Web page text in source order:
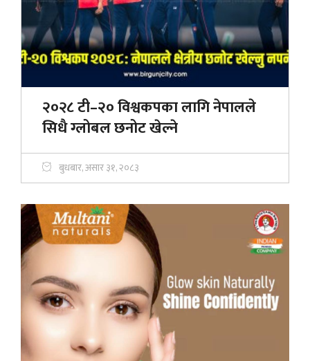
२०२८ टी–२० विश्वकपका लागि नेपालले
सिधै ग्लोबल छनोट खेल्ने
बुधबार, असार ३१, २०८३